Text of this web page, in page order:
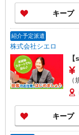
イン
可
+゜
キープ
紹介予定派遣
株式会社シエロ
（規定
+゜
頂
い
+
キープ